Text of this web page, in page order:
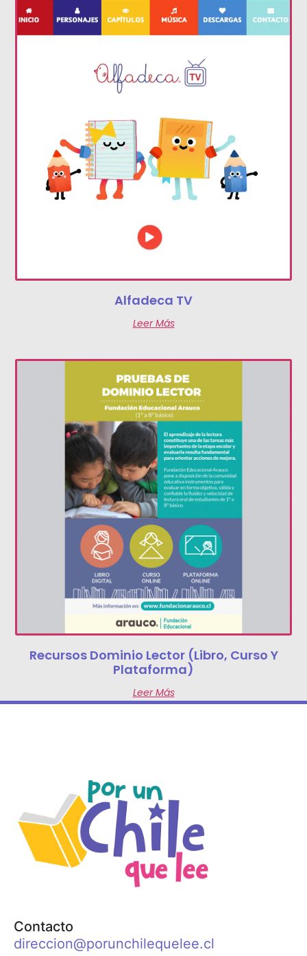
Alfadeca TV
Leer Más
Recursos Dominio Lector (libro, Curso Y
Plataforma)
Leer Más
Contacto
direccion@porunchilequelee.cl